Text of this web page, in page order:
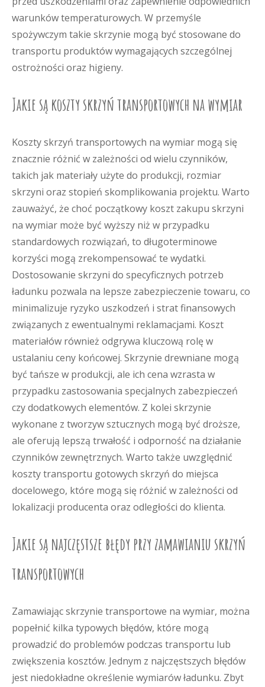
warunków temperaturowych. W przemyśle
spożywczym takie skrzynie mogą być stosowane do
transportu produktów wymagających szczególnej
ostrożności oraz higieny.
Jakie są koszty skrzyń transportowych na wymiar
Koszty skrzyń transportowych na wymiar mogą się
znacznie różnić w zależności od wielu czynników,
takich jak materiały użyte do produkcji, rozmiar
skrzyni oraz stopień skomplikowania projektu. Warto
zauważyć, że choć początkowy koszt zakupu skrzyni
na wymiar może być wyższy niż w przypadku
standardowych rozwiązań, to długoterminowe
korzyści mogą zrekompensować te wydatki.
Dostosowanie skrzyni do specyficznych potrzeb
ładunku pozwala na lepsze zabezpieczenie towaru, co
minimalizuje ryzyko uszkodzeń i strat finansowych
związanych z ewentualnymi reklamacjami. Koszt
materiałów również odgrywa kluczową rolę w
ustalaniu ceny końcowej. Skrzynie drewniane mogą
być tańsze w produkcji, ale ich cena wzrasta w
przypadku zastosowania specjalnych zabezpieczeń
czy dodatkowych elementów. Z kolei skrzynie
wykonane z tworzyw sztucznych mogą być droższe,
ale oferują lepszą trwałość i odporność na działanie
czynników zewnętrznych. Warto także uwzględnić
koszty transportu gotowych skrzyń do miejsca
docelowego, które mogą się różnić w zależności od
lokalizacji producenta oraz odległości do klienta.
Jakie są najczęstsze błędy przy zamawianiu skrzyń
transportowych
Zamawiając skrzynie transportowe na wymiar, można
popełnić kilka typowych błędów, które mogą
prowadzić do problemów podczas transportu lub
zwiększenia kosztów. Jednym z najczęstszych błędów
jest niedokładne określenie wymiarów ładunku. Zbyt